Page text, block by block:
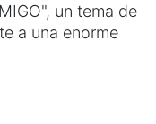
un tema de
a una enorme